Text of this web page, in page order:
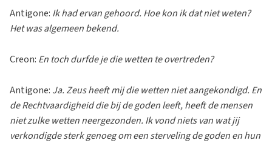
Antigone: Ik had ervan gehoord. Hoe kon ik dat niet weten?
Het was algemeen bekend.
Creon: En toch durfde je die wetten te overtreden?
Antigone: Ja. Zeus heeft mij die wetten niet aangekondigd. En
de Rechtvaardigheid die bij de goden leeft, heeft de mensen
niet zulke wetten neergezonden. Ik vond niets van wat jij
verkondigde sterk genoeg om een sterveling de goden en hun